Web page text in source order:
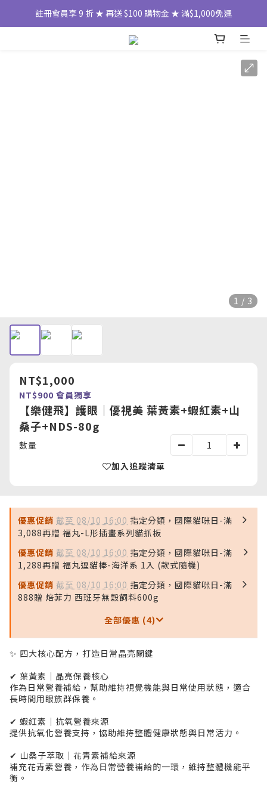
註冊會員享 9 折 ★ 再送 $100 購物金 ★ 滿$1,000免運
1 / 3
NT$1,000
NT$900 會員獨享
【樂健飛】護眼｜優視美 葉黃素+蝦紅素+山
桑子+NDS-80g
數量
加入追蹤清單
優惠促銷 截至 08/10 16:00 指定分類，國際貓咪日-滿
3,088再贈 福丸-L形插畫系列貓抓板
優惠促銷 截至 08/10 16:00 指定分類，國際貓咪日-滿
1,288再贈 福丸逗貓棒-海洋系 1入 (款式隨機)
優惠促銷 截至 08/10 16:00 指定分類，國際貓咪日-滿
888贈 焙菲力 西班牙無穀飼料600g
全部優惠 (4)
✨ 四大核心配方，打造日常晶亮關鍵
✔ 葉黃素｜晶亮保養核心
作為日常營養補給，幫助維持視覺機能與日常使用狀態，適合
長時間用眼族群保養。
✔ 蝦紅素｜抗氧營養來源
提供抗氧化營養支持，協助維持整體健康狀態與日常活力。
✔ 山桑子萃取｜花青素補給來源
補充花青素營養，作為日常營養補給的一環，維持整體機能平
衡。